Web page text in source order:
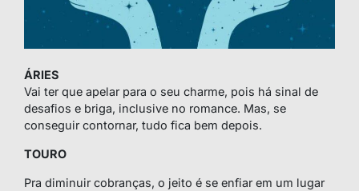
ÁRIES
Vai ter que apelar para o seu charme, pois há sinal de
desafios e briga, inclusive no romance. Mas, se
conseguir contornar, tudo fica bem depois.
TOURO
Pra diminuir cobranças, o jeito é se enfiar em um lugar